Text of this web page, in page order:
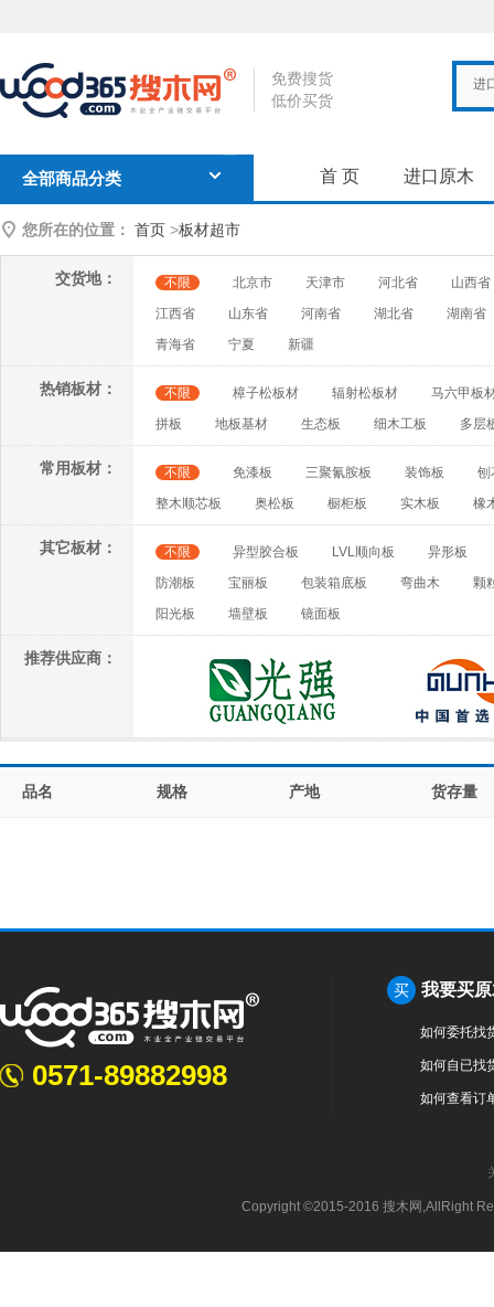
免费搜货
低价买货
进
全部商品分类 首 页 进口原木
您所在的位置： 首页 >板材超市
交货地： 不限 北京市 天津市 河北省
山西省
江西省
山东省 河南省 湖北省
湖南省
青海省
宁夏 新疆
热销板材： 不限 樟子松板材 辐射松板材
马六甲板
拼板
地板基材 生态板 细木工板 多层
常用板材： 不限 免漆板 三聚氰胺板 装饰板
刨
整木顺芯板
奥松板 橱柜板 实木板 橡
其它板材： 不限 异型胶合板 LVL顺向板
异形板
防潮板
宝丽板 包装箱底板 弯曲木
颗
阳光板
墙壁板 镜面板
推荐供应商：
品名 规格 产地 货存量
0571-89882998
买 我要买
如何委托找
如何自已找
如何查看订
Copyright ©2015-2016 搜木网,AllRight